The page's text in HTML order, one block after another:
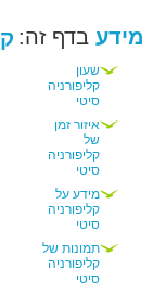
מידע בדף זה:
שעון
קליפורניה
סיטי
איזור זמן
של
קליפורניה
סיטי
מידע על
קליפורניה
סיטי
תמונות של
קליפורניה
סיטי